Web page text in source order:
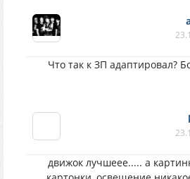
Что так к ЗП адаптировал?
движок лучшеее..... а